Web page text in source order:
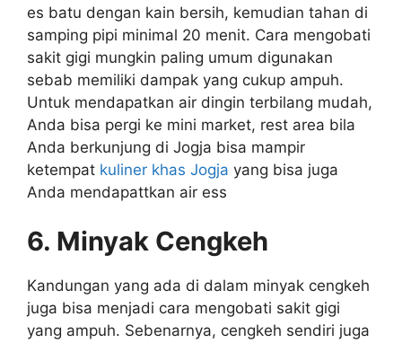
es batu dengan kain bersih, kemudian tahan di
samping pipi minimal 20 menit. Cara mengobati
sakit gigi mungkin paling umum digunakan
sebab memiliki dampak yang cukup ampuh.
Untuk mendapatkan air dingin terbilang mudah,
Anda bisa pergi ke mini market, rest area bila
Anda berkunjung di Jogja bisa mampir
ketempat kuliner khas Jogja yang bisa juga
Anda mendapattkan air ess
6. Minyak Cengkeh
Kandungan yang ada di dalam minyak cengkeh
juga bisa menjadi cara mengobati sakit gigi
yang ampuh. Sebenarnya, cengkeh sendiri juga